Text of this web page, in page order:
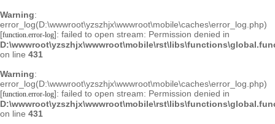
Warning:
error_log(D:\wwwroot\yzszhjx\wwwroot\mobile\caches\error_log.php)
[function.error-log]: failed to open stream: Permission denied in
on line 431
Warning:
error_log(D:\wwwroot\yzszhjx\wwwroot\mobile\caches\error_log.php)
[function.error-log]: failed to open stream: Permission denied in
on line 431